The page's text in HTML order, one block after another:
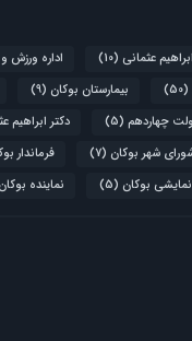
ابراهیم عثمانی (10) اداره ورزش
(50) بیمارستان بوکان (9)
چهاردهم (5) دکتر ابراهیم
شهر بوکان (7) فرماندار
بوکان (5) نماینده بوکان